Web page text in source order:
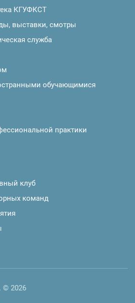
КГУФКСТ
выставки, смотры
служба
обучающимися
практики
клуб
команд
© 2026